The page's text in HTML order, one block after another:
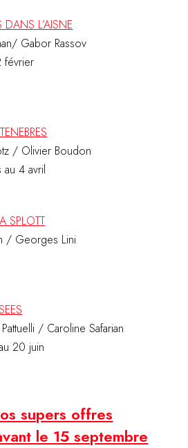
L’AISNE
Gabor Rassov
février
/ Olivier Boudon
au 4 avril
SPLOTT
/ Georges Lini
/ Caroline Safarian
20 juin
supers offres
le 15 septembre